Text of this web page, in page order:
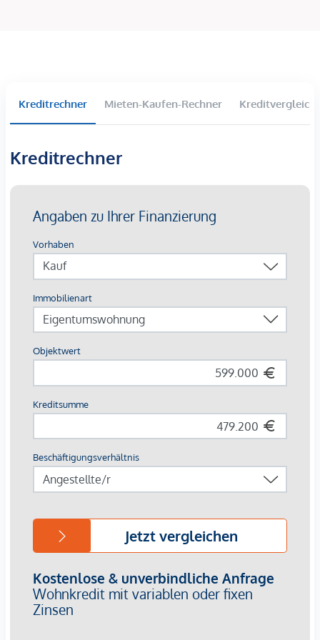
Hochwertige Fliesen und Parkett
Deckenkühlung
Verschaffen Sie sich einen ersten Eindruck bei unserem
Wohnung dazu zu kaufen.
Die Lage
Die Lage spricht für sich: Die ausgezeichneten
Verkehrsanbindungen nach Wien (ca. 35 Minuten zur
Stadtgrenze), in die Landeshauptstadt Eisenstadt und nach
Bratislava machen Neusiedl am See zum beliebten Ort zum
Wohnen, Arbeiten und Urlauben. Im nahen, fußläufig
erreichbaren, Stadtkern gibt es weitere Dienstleister wie
eine Apotheke, Ärzte, eine Bäckerei, Banken,
Lebensmittelgeschäfte, Cafés, Bars, Restaurants, Heurigen
und weitere Einkaufsmöglichkeiten. Hervorzuheben ist auch
die Nähe des Flughafens. Eine Vielzahl von Freizeit-,
Erholungs- und Einkaufsmöglichkeiten werden in Neusiedl
und Umgebung (Outlet Center Parndorf) geboten. Neusiedl
am See, in 133 m Seehöhe gelegen, befindet sich am
Leithagebirges und der Parndorfer Platte.
Ein Leben nahe dem beliebten Neusiedler See in einer mit
viel Liebe zum Detail geplanten Wohnanlage fühlt sich an
wie Urlaub. Das nördliche Burgenland bietet zusätzlich eine
Vielfalt an Möglichkeiten, seine individuellen
Kreditrechner Mieten-Kaufen-Rechner Kreditvergleich
Kreditrechner